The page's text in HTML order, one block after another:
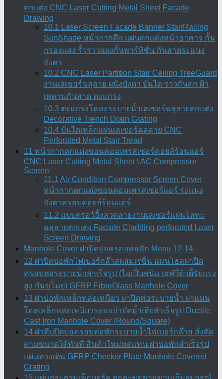
ตกแต่ง CNC Laser Cutting Metal Sheet Facade
Drawing
10.1 Laser Screen Facade Banner StairRailing
SunShade หน้ากากตึก แผ่นตกแต่งหน้าอาคาร กั้น
กรองแสง รั้วราวแผงกั้นพาร์ทิชั่น กันสาดระแนง
บังตา
10.2 CNC Laser Partition Stair Ceiling TreeGuard
งานเลเซอร์ฉลุลาย ผนังบังตา บันได ราวกันตก ฝ้า
เพดานกันสาด ตะแกรง
10.3 ตะแกรงโลหะระบายน้ำเลเซอร์ฉลุลายตกแต่ง
Decorative Trench Drain Grating
10.4 บันไดเหล็กแผ่นเลเซอร์ฉลุลาย CNC
Perforated Metal Stair Tread
11 หน้ากากตกแต่งซ่อนคอมเพรสเซอร์คอยล์ร้อนแอร์
CNC Laser Cutting Metal Sheet \ AC Compressor
Screen
11.1 Air Condition Compressor Screen Cover
หน้ากากตกแต่งซ่อนคอมเพรสเซอร์แอร์ ระแนง
บังตาครอบคอยล์ร้อนแอร์
11.2 แบบดรอว์อิ้งลวดลายงานเลเซอร์แผ่นโลหะ
ฉลุลายตกแต่ง Facade Cladding perforated Laser
Screen Drawing
Manhole Cover ฝาปิดบ่อครอบท่อพัก Menu 12-14
12 ฝาปิดบ่อพักไฟเบอร์กล๊าสผสมเรซิ่น แมนโฮลฝาปิด
ครอบท่อระบายน้ำสำเร็จรูป (ไม่เป็นสนิม เฮฟวี่ดิวตี้รับแรง
สูง กันขโมย) GFRP FibreGlass Manhole Cover
13 ฝาบ่อพักเหล็กหล่อเหนียว ฝาปิดท่อระบายน้ำ ฝาแมน
โฮลเหล็กหล่อเหนียวระบบบำบัดน้ำเสียสำเร็จรูป Ductile
Cast Iron Manhole Cover (Round/Square)
14 ฝาทึบปิดบ่อครอบท่อพักระบายน้ำไฟเบอร์กล๊าส สั่งตัด
ตามขนาดได้ทันที สินค้าใหม่ทดแทน ฝาบ่อพักสําเร็จรูป
แผ่นทางเดิน GFRP Checker Plate Manhole Covered
Grating